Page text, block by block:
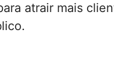
atrair mais